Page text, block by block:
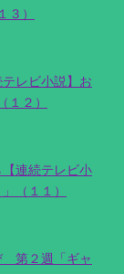
）
レビ小説】お
２）
連続テレビ小
（１１）
第２週「ギャ